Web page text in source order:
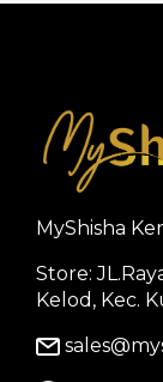
MyShisha
Store:
Kelod, Kec.